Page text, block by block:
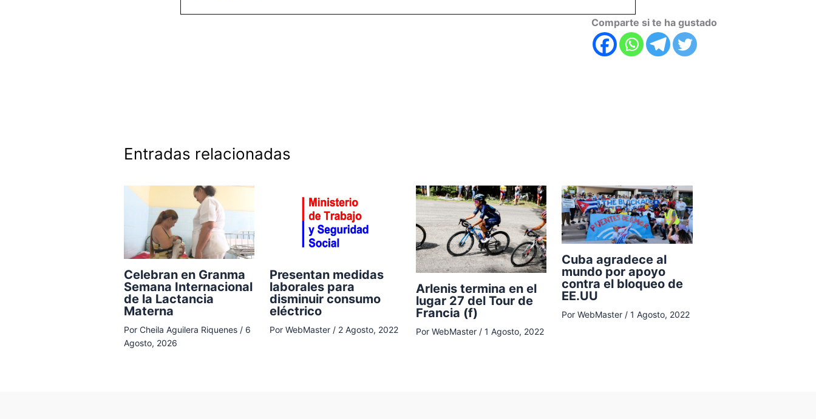
Comparte si te ha gustado
Entradas relacionadas
Celebran en Granma
Semana Internacional
de la Lactancia
Materna
Por Cheila Aguilera Riquenes / 6
Agosto, 2026
Presentan medidas
laborales para
disminuir consumo
eléctrico
Por WebMaster / 2 Agosto, 2022
Arlenis termina en el
lugar 27 del Tour de
Francia (f)
Por WebMaster / 1 Agosto, 2022
Cuba agradece al
mundo por apoyo
contra el bloqueo de
EE.UU
Por WebMaster / 1 Agosto, 2022